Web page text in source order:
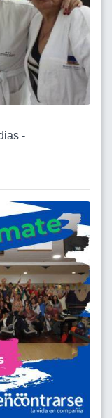
-